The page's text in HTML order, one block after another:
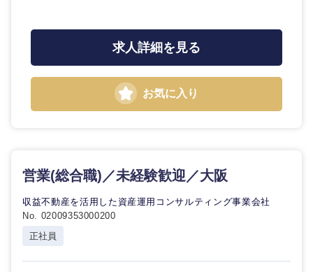
求人詳細を見る
お気に入り
営業(総合職)／未経験歓迎／大阪
収益不動産を活用した資産運用コンサルティング事業会社
No. 02009353000200
正社員